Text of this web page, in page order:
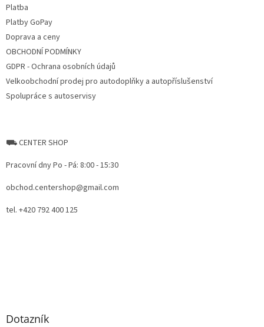
Platba
Platby GoPay
Doprava a ceny
OBCHODNÍ PODMÍNKY
GDPR - Ochrana osobních údajů
Velkoobchodní prodej pro autodoplňky a autopříslušenství
Spolupráce s autoservisy
⛟ CENTER SHOP
Pracovní dny Po - Pá: 8:00 - 15:30
obchod.centershop@gmail.com
tel. +420 792 400 125
Dotazník